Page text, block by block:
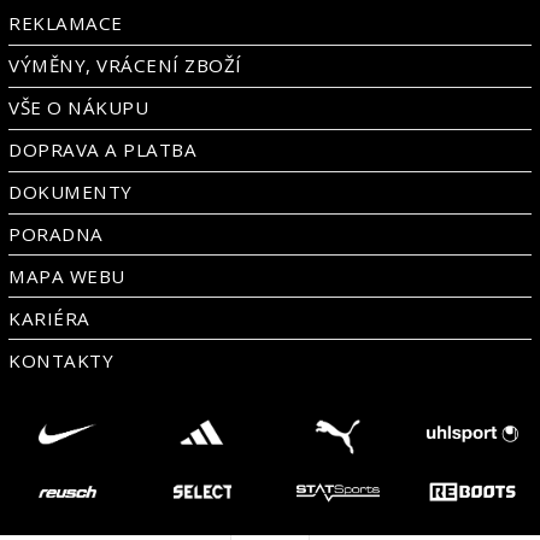
REKLAMACE
VÝMĚNY, VRÁCENÍ ZBOŽÍ
VŠE O NÁKUPU
DOPRAVA A PLATBA
DOKUMENTY
PORADNA
MAPA WEBU
KARIÉRA
KONTAKTY